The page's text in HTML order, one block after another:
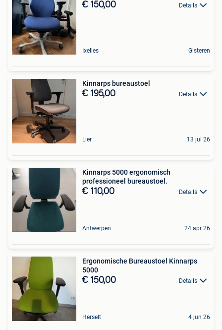
€ 150,00 Details
Ixelles Gisteren
Kinnarps bureaustoel
€ 195,00 Details
Lier 13 jul 26
Kinnarps 5000 ergonomisch
professioneel bureaustoel.
€ 110,00 Details
Antwerpen 24 apr 26
Ergonomische Bureaustoel Kinnarps
5000
€ 150,00 Details
Herselt 4 jun 26